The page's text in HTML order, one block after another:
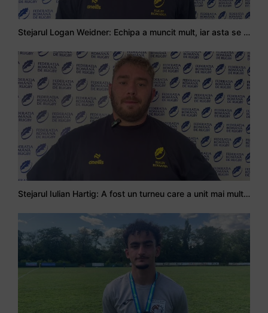
Stejarul Logan Weidner: Echipa a muncit mult, iar asta se va vedea în meciurile de la Nations Cup
Stejarul Iulian Hartig: A fost un turneu care a unit mai mult echipa